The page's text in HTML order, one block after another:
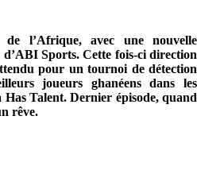
l’Afrique, avec une nouvelle
d’ABI Sports. Cette fois-ci direction
pour un tournoi de détection
joueurs ghanéens dans les
Has Talent. Dernier épisode, quand
rêve.